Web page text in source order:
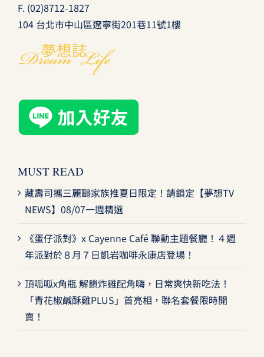
F. (02)8712-1827
104 台北市中山區遼寧街201巷11號1樓
MUST READ
藏壽司攜三麗鷗家族推夏日限定！請鎖定【夢想TV
NEWS】08/07一週精選
《蛋仔派對》x Cayenne Café 聯動主題餐廳！４週
年派對於８月７日凱岩咖啡永康店登場！
頂呱呱x角瓶 解鎖炸雞配角嗨，日常爽快新吃法！
「青花椒鹹酥雞PLUS」首亮相，聯名套餐限時開
賣！